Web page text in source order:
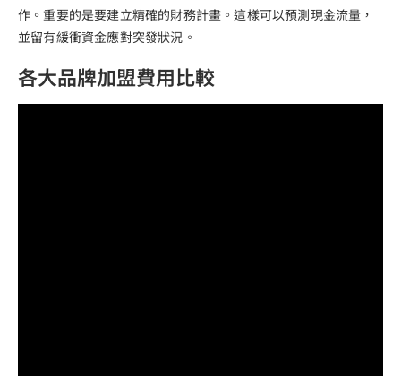
作。重要的是要建立精確的財務計畫。這樣可以預測現金流量，
並留有緩衝資金應對突發狀況。
各大品牌加盟費用比較